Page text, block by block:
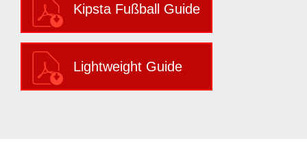
Kipsta Fußball Guide
Lightweight Guide